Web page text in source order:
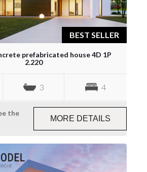
BEST SELLER
prefabricated house 4D 1P
2.220
3 4
the
MORE DETAILS